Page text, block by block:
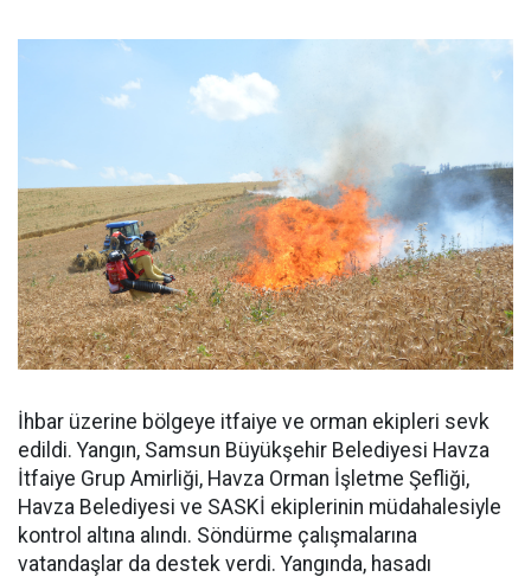
İhbar üzerine bölgeye itfaiye ve orman ekipleri sevk
edildi. Yangın, Samsun Büyükşehir Belediyesi Havza
İtfaiye Grup Amirliği, Havza Orman İşletme Şefliği,
Havza Belediyesi ve SASKİ ekiplerinin müdahalesiyle
kontrol altına alındı. Söndürme çalışmalarına
vatandaşlar da destek verdi. Yangında, hasadı